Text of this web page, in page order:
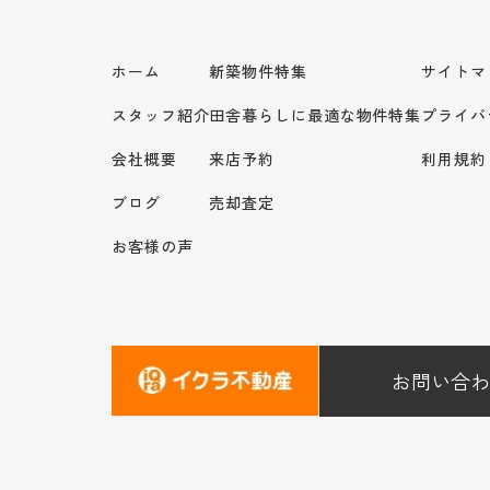
ホーム
スタッフ紹介
会社概要
ブログ
お客様の声
新築物件特集
田舎暮らしに最適な物件特集
来店予約
売却査定
サイト
プライ
利用規約
お問い合